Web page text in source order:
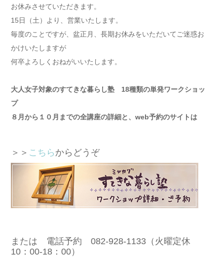
お休みさせていただきます。
15日（土）より、営業いたします。
毎度のことですが、盆正月、長期お休みをいただいてご迷惑お
かけいたしますが
何卒よろしくおねがいいたします。
大人女子対象のすてきな暮らし塾 18種類の単発ワークショッ
プ
８月から１０月までの全講座の詳細と、web予約のサイトは
＞＞ こちら からどうぞ
または 電話予約 082-928-1133（火曜定休
10：00-18：00）